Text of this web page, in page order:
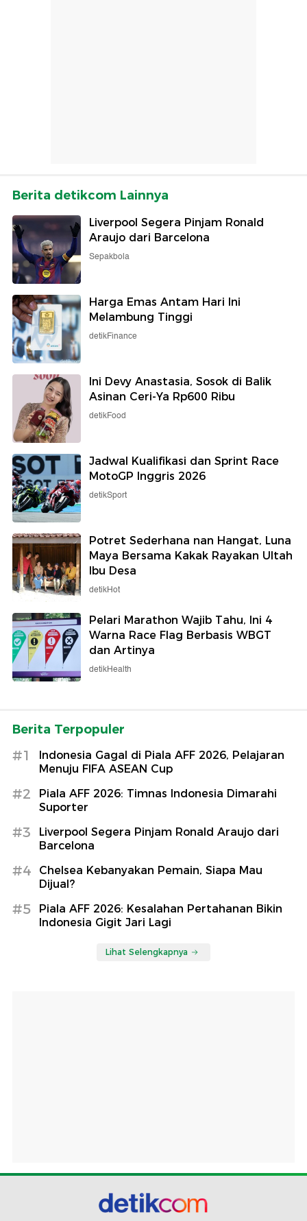
Berita detikcom Lainnya
Liverpool Segera Pinjam Ronald
Araujo dari Barcelona
Sepakbola
Harga Emas Antam Hari Ini
Melambung Tinggi
detikFinance
Ini Devy Anastasia, Sosok di Balik
Asinan Ceri-Ya Rp600 Ribu
detikFood
Jadwal Kualifikasi dan Sprint Race
MotoGP Inggris 2026
detikSport
Potret Sederhana nan Hangat, Luna
Maya Bersama Kakak Rayakan Ultah
Ibu Desa
detikHot
Pelari Marathon Wajib Tahu, Ini 4
Warna Race Flag Berbasis WBGT
dan Artinya
detikHealth
Berita Terpopuler
#1
Indonesia Gagal di Piala AFF 2026, Pelajaran
Menuju FIFA ASEAN Cup
#2
Piala AFF 2026: Timnas Indonesia Dimarahi
Suporter
#3
Liverpool Segera Pinjam Ronald Araujo dari
Barcelona
#4
Chelsea Kebanyakan Pemain, Siapa Mau
Dijual?
#5
Piala AFF 2026: Kesalahan Pertahanan Bikin
Indonesia Gigit Jari Lagi
Lihat Selengkapnya